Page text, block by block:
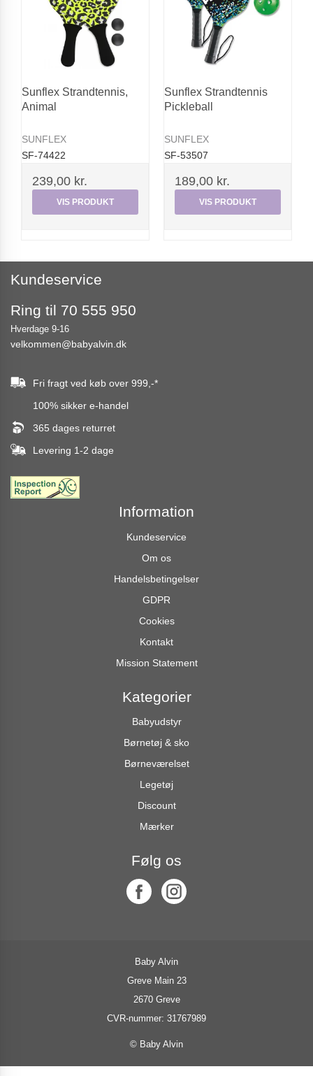
Sunflex Strandtennis,
Animal
SUNFLEX
SF-74422
239,00 kr.
VIS PRODUKT
Sunflex Strandtennis
Pickleball
SUNFLEX
SF-53507
189,00 kr.
VIS PRODUKT
Kundeservice
Ring til 70 555 950
Hverdage 9-16
velkommen@babyalvin.dk
Fri fragt ved køb over 999,-*
100% sikker e-handel
365 dages returret
Levering 1-2 dage
Information
Kundeservice
Om os
Handelsbetingelser
GDPR
Cookies
Kontakt
Mission Statement
Kategorier
Babyudstyr
Børnetøj & sko
Børneværelset
Legetøj
Discount
Mærker
Følg os
Baby Alvin
Greve Main 23
2670 Greve
CVR-nummer: 31767989
© Baby Alvin